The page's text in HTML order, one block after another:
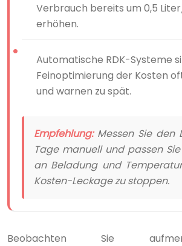
Verbrauch bereits um 0,5
erhöhen.
Automatische RDK-Systeme
Feinoptimierung der Kosten
und warnen zu spät.
Empfehlung:Messen Sie den
Tage manuell und passen
an Beladung und
Kosten-Leckage zu stoppen.
Beobachten Sie